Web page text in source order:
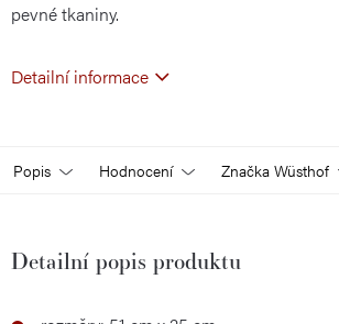
pevné tkaniny.
Detailní informace
Popis Hodnocení Značka Wüsthof
Detailní popis produktu